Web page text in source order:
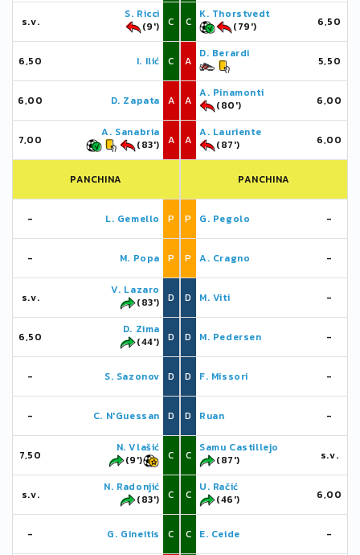
s.v.
S. Ricci
(9')
C
6,50 I. Ilić C
6,00 D. Zapata A
7,00
A. Sanabria
(83')
A
PANCHINA
- L. Gemello P
- M. Popa P
s.v.
V. Lazaro
(83')
D
6,50
D. Zima
(44')
D
- S. Sazonov D
- C. N'Guessan D
7,50
N. Vlašić
(9')
C
s.v.
N. Radonjić
(83')
C
- G. Gineitis C
C
K. Thorstvedt
(79')
6,50
A
D. Berardi
5,50
A
A. Pinamonti
(80')
6,00
A
A. Lauriente
(87')
6,00
PANCHINA
P G. Pegolo -
P A. Cragno -
D M. Viti -
D M. Pedersen -
D F. Missori -
D Ruan -
C
Samu Castillejo
(87')
s.v.
C
U. Račić
(46')
6,00
C E. Ceide -